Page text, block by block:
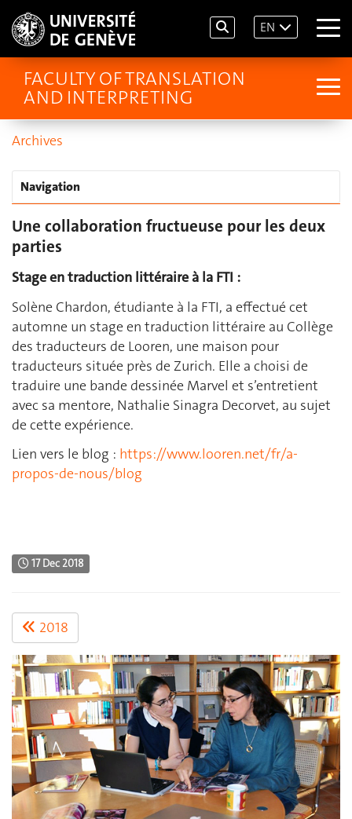
EN
FACULTY OF TRANSLATION
AND INTERPRETING
Archives
Navigation
Une collaboration fructueuse pour les deux
parties
Stage en traduction littéraire à la FTI :
Solène Chardon, étudiante à la FTI, a effectué cet
automne un stage en traduction littéraire au Collège
des traducteurs de Looren, une maison pour
traducteurs située près de Zurich. Elle a choisi de
traduire une bande dessinée Marvel et s’entretient
avec sa mentore, Nathalie Sinagra Decorvet, au sujet
de cette expérience.
Lien vers le blog : https://www.looren.net/fr/a-
propos-de-nous/blog
17 Dec 2018
2018